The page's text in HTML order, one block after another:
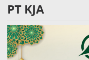
PT KJA